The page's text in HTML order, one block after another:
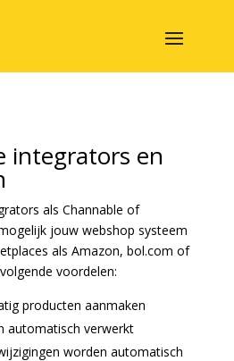
integrators en
als Channable of
jouw webshop systeem
als Amazon, bol.com of
voordelen:
producten aanmaken
automatisch verwerkt
worden automatisch